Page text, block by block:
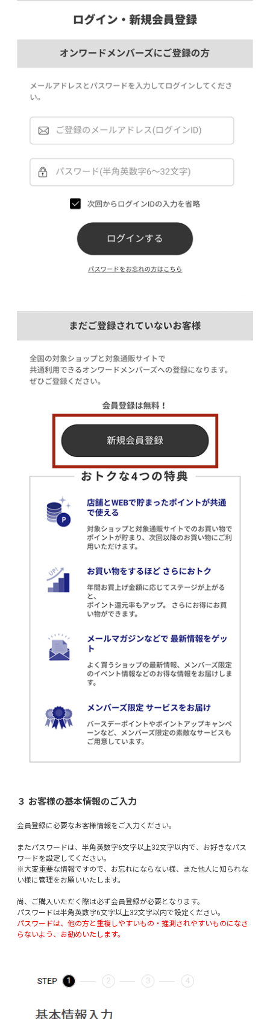
３ お客様の基本情報のご入力
会員登録に必要なお客様情報をご入力ください。
またパスワードは、半角英数字6文字以上32文字以内で、お好きなパス
ワードを設定してください。
※大変重要な情報ですので、お忘れにならない様、また他人に知られな
い様に管理をお願いいたします。
尚、ご購入いただく際は必ず会員登録が必要となります。
パスワードは半角英数字6文字以上32文字以内で設定ください。
パスワードは、他の方と重複しやすいもの・推測されやすいものになさ
らないよう、お勧めいたします。